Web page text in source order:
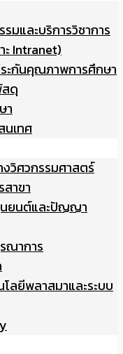
มและบริการวิชาการ
ะ Intranet)
ะกันคุณภาพการศึกษา
สดุ
า
นเทศ
วิศวกรรมศาสตร์
าขา
นยนต์และปัญญา
ณาการ
โลยีพลาสมาและระบบ